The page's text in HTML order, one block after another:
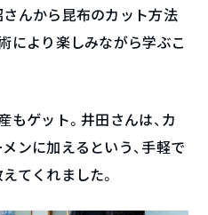
んから昆布のカット方法
により楽しみながら学ぶこ
もゲット。井田さんは、カ
ンに加えるという、手軽で
てくれました。